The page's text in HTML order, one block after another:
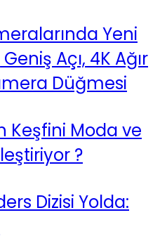
Yeni
Açı, 4K Ağır
Düğmesi
Keşfini Moda ve
?
Dizisi Yolda: